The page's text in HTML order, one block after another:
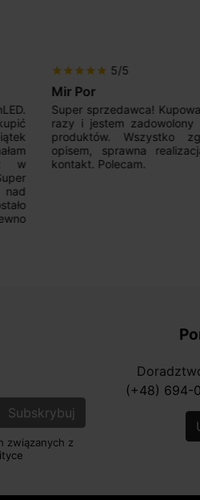
Kupowałem już 2
zadowolony z jakości
Wszystko zgodnie z
sprawna realizacja, dobry
związanych z
(+48) 694-